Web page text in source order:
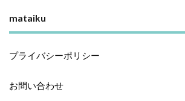
mataiku
プライバシーポリシー
お問い合わせ